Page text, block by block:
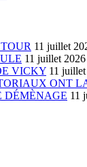
11 juillet
11 juillet 2026
VICKY 11
ONT
DÉMÈNAGE 11